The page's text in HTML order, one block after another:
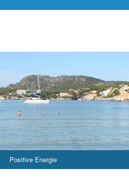
Positive Energie